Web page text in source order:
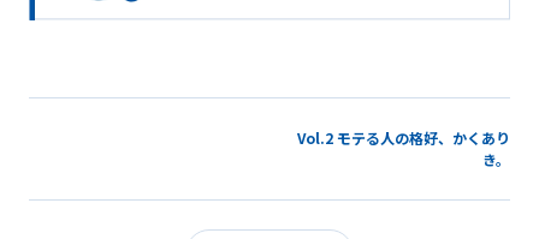
Vol.2 モテる人の格好、かくあり
き。